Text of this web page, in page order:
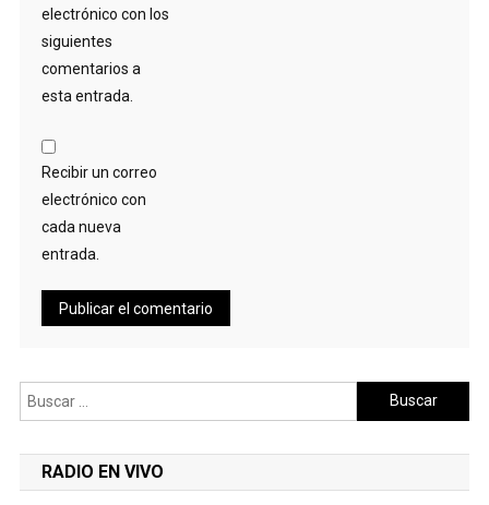
electrónico con los
siguientes
comentarios a
esta entrada.
Recibir un correo
electrónico con
cada nueva
entrada.
Buscar:
RADIO EN VIVO